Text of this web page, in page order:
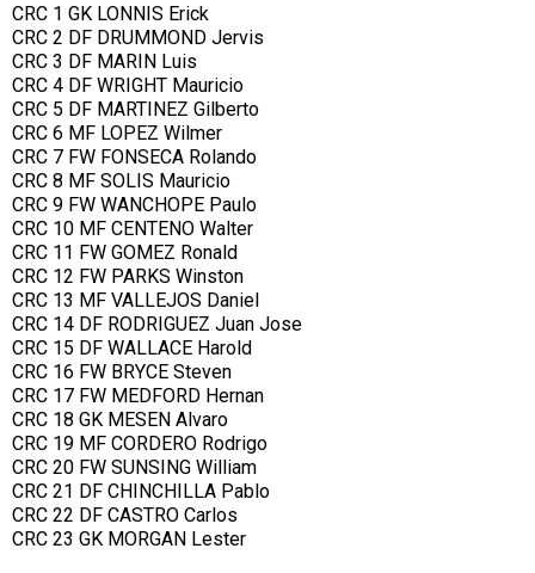
CRC 1 GK LONNIS Erick
CRC 2 DF DRUMMOND Jervis
CRC 3 DF MARIN Luis
CRC 4 DF WRIGHT Mauricio
CRC 5 DF MARTINEZ Gilberto
CRC 6 MF LOPEZ Wilmer
CRC 7 FW FONSECA Rolando
CRC 8 MF SOLIS Mauricio
CRC 9 FW WANCHOPE Paulo
CRC 10 MF CENTENO Walter
CRC 11 FW GOMEZ Ronald
CRC 12 FW PARKS Winston
CRC 13 MF VALLEJOS Daniel
CRC 14 DF RODRIGUEZ Juan Jose
CRC 15 DF WALLACE Harold
CRC 16 FW BRYCE Steven
CRC 17 FW MEDFORD Hernan
CRC 18 GK MESEN Alvaro
CRC 19 MF CORDERO Rodrigo
CRC 20 FW SUNSING William
CRC 21 DF CHINCHILLA Pablo
CRC 22 DF CASTRO Carlos
CRC 23 GK MORGAN Lester